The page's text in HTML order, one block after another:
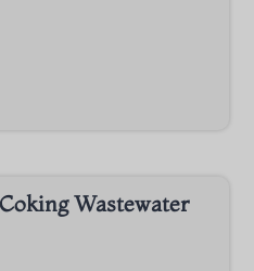
Wastewater